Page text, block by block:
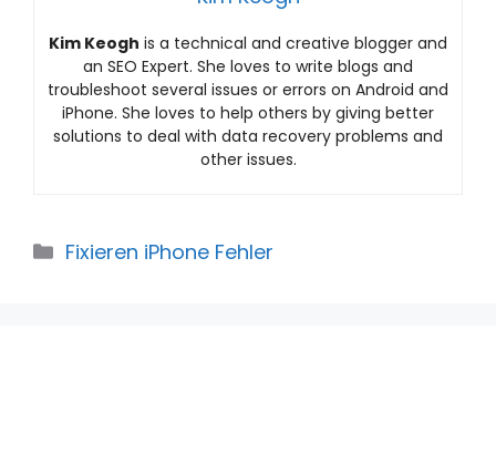
Kim Keogh is a technical and creative blogger and
an SEO Expert. She loves to write blogs and
troubleshoot several issues or errors on Android and
iPhone. She loves to help others by giving better
solutions to deal with data recovery problems and
other issues.
Categories
Fixieren iPhone Fehler